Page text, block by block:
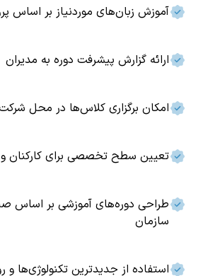
آموزش زبان‌های موردنیاز بر اساس
ارائه گزارش پیشرفت دوره به مدیران
امکان برگزاری کلاس‌ها در محل
تعیین سطح تخصصی برای کارکنان و
طراحی دوره‌های آموزشی بر اساس
سازمان
استفاده از جدیدترین تکنولوژی‌ها